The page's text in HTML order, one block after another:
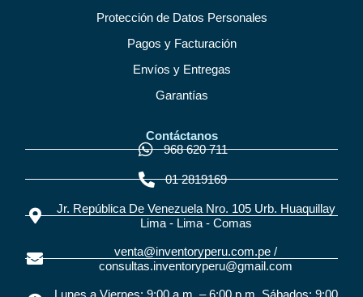
Protección de Datos Personales
Pagos y Facturación
Envíos y Entregas
Garantías
Contáctanos
968 620 711
01 2819169
Jr. República De Venezuela Nro. 105 Urb. Huaquillay
Lima - Lima - Comas
venta@inventoryperu.com.pe /
consultas.inventoryperu@gmail.com
Lunes a Viernes: 9:00 a.m. – 6:00 p.m. Sábados: 9:00